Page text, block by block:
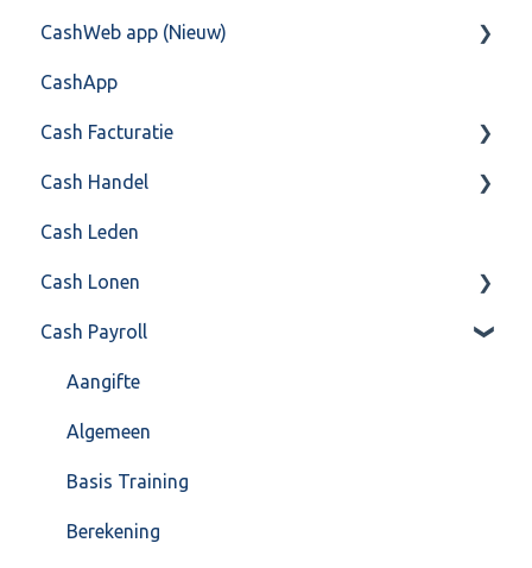
Training & Consultancy
Overig
Overig
Mailen vanuit CASHWeb
Algemeen gebruik
Algemeen
Api 3.0 (SOAP API)
API 4.0 (REST API)
CashWeb app (Nieuw)
Veel gestelde vragen
CashApp
Cash Facturatie
Factureren
Instellingen
Algemeen
Formulierlayout
Cash Handel
Inkoop
Verkoop
Voorraad
Overig
VoorraadService & Onderhoud
Cash Leden
Cash Lonen
Algemeen
Inrichting
Jaarafsluiting
Salarisberekening
Overig
Cash Payroll
Aangifte
Algemeen
Basis Training
Berekening